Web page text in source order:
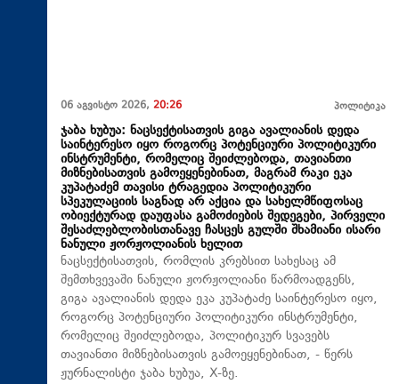
06 აგვისტო 2026, 20:26 პოლიტიკა
ჯაბა ხუბუა: ნაცსექტისათვის გიგა ავალიანის დედა
საინტერესო იყო როგორც პოტენციური პოლიტიკური
ინსტრუმენტი, რომელიც შეიძლებოდა, თავიანთი
მიზნებისათვის გამოეყენებინათ, მაგრამ რაკი ეკა
კუპატაძემ თავისი ტრაგედია პოლიტიკური
სპეკულაციის საგნად არ აქცია და სახელმწიფოსაც
ობიექტურად დაუფასა გამოძიების შედეგები, პირველი
შესაძლებლობისთანავე ჩასცეს გულში შხამიანი ისარი
ნანული ჟორჟოლიანის ხელით
ნაცსექტისათვის, რომლის კრებსით სახესაც ამ
შემთხვევაში ნანული ჟორჟოლიანი წარმოადგენს,
გიგა ავალიანის დედა ეკა კუპატაძე საინტერესო იყო,
როგორც პოტენციური პოლიტიკური ინსტრუმენტი,
რომელიც შეიძლებოდა, პოლიტიკურ სვავებს
თავიანთი მიზნებისათვის გამოეყენებინათ, - წერს
ჟურნალისტი ჯაბა ხუბუა, X-ზე.